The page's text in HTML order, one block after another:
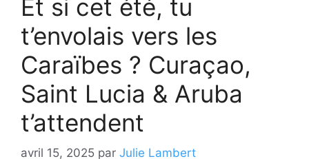
Et si cet été, tu
t’envolais vers les
Caraïbes ? Curaçao,
Saint Lucia & Aruba
t’attendent
avril 15, 2025 par Julie Lambert